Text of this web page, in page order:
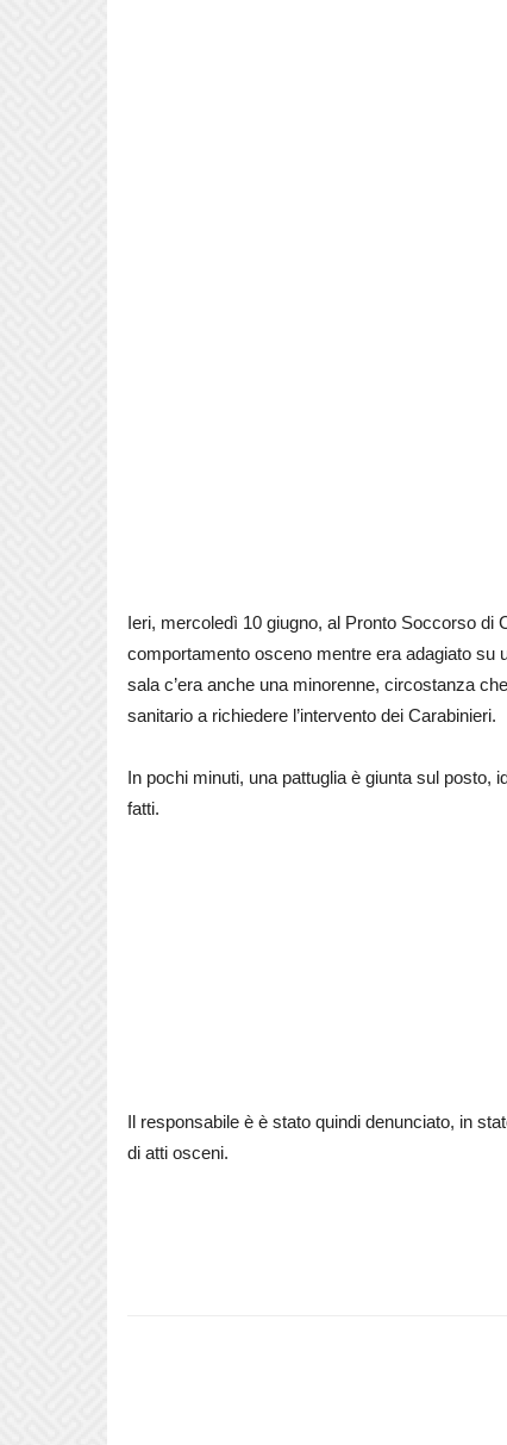
Ieri, mercoledì 10 giugno, al Pronto Soccorso di
comportamento osceno mentre era adagiato su
sala c’era anche una minorenne, circostanza
sanitario a richiedere l’intervento dei Carabinieri.
In pochi minuti, una pattuglia è giunta sul posto,
fatti.
Il responsabile è è stato quindi denunciato, in
di atti osceni.